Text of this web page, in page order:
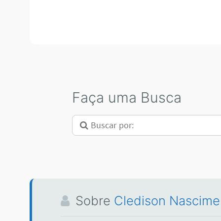
Faça uma Busca
Sobre Cledison